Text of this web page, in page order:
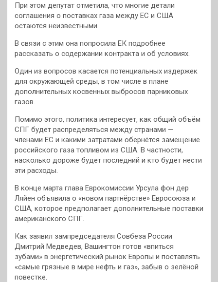
При этом депутат отметила, что многие детали
соглашения о поставках газа между ЕС и США
остаются неизвестными.
В связи с этим она попросила ЕК подробнее
рассказать о содержании контракта и об условиях.
Один из вопросов касается потенциальных издержек
для окружающей среды, в том числе в плане
дополнительных косвенных выбросов парниковых
газов.
Помимо этого, политика интересует, как общий объём
СПГ будет распределяться между странами —
членами ЕС и какими затратами обернётся замещение
российского газа топливом из США. В частности,
насколько дороже будет последний и кто будет нести
эти расходы.
В конце марта глава Еврокомиссии Урсула фон дер
Ляйен объявила о «новом партнёрстве» Евросоюза и
США, которое предполагает дополнительные поставки
американского СПГ.
Как заявил зампредседателя Совбеза России
Дмитрий Медведев, Вашингтон готов «впиться
зубами» в энергетический рынок Европы и поставлять
«самые грязные в мире нефть и газ», забыв о зелёной
повестке.